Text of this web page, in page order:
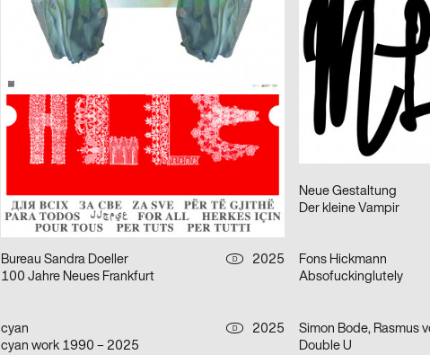
Balmer Hählen CH Claudiabasel Grafik +
Der Liebhaber –
Lewin Harnisch D
2025
Eat The Filthy Rich
FLAG Aubry/Broquard
CONFOEDERATIO
Der Sommer in Stuttgart 2025
Neue Gestaltung
Der kleine Vampir
Bureau Sandra Doeller D
2025
100 Jahre Neues Frankfurt
Fons Hickmann
Absofuckinglutely
cyan D
2025
cyan work 1990 – 2025
Simon Bode, Rasmus
Double U